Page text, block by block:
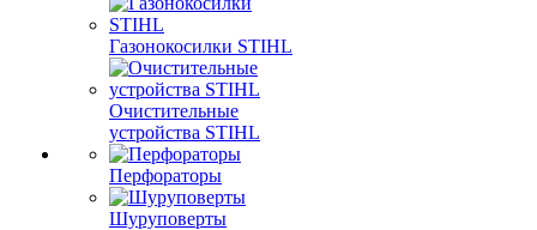
Газонокосилки STIHL
Очистительные
устройства STIHL
Перфораторы
Шуруповерты